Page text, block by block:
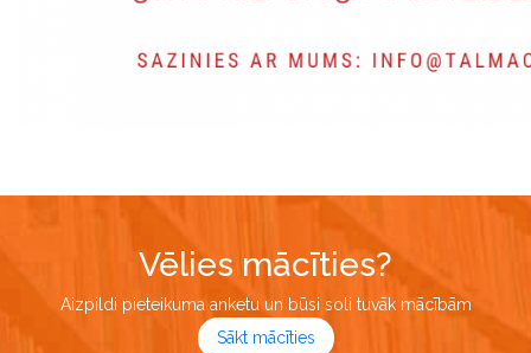
Vēlies mācīties?
Aizpildi pieteikuma anketu un būsi soli tuvāk mācībām
Sākt mācīties